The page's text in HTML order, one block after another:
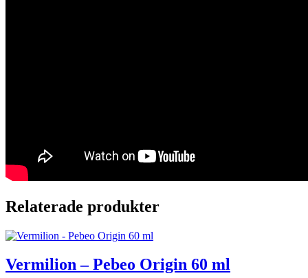
Relaterade produkter
Vermilion – Pebeo Origin 60 ml